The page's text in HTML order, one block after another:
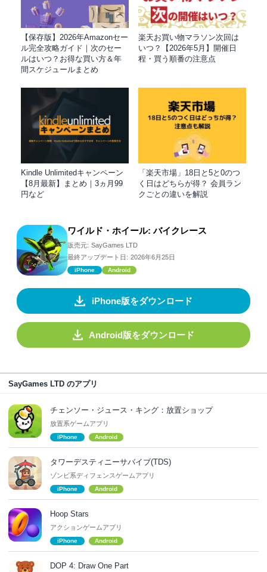
【保存版】2026年Amazonセー
ル完全攻略ガイド｜次のセー
ルはいつ？お得な買い方＆年
間スケジュールまとめ
楽天お買い物マラソン次回は
いつ？【2026年5月】開催日
程・買う順番の注意点
Kindle Unlimitedキャンペーン
【8月最新】まとめ｜3ヵ月99
円など
「楽天市場」18日と5と0のつ
く日はどちらが得？ 会員ラン
クごとの違いを解説
ワイルド・ホイール: バイクレース
販売元: SayGames LTD
最終アップデート日: 2026年6月25日
iPhone Android
iPhone版をダウンロード
Android版をダウンロード
SayGames LTD のアプリ
チェンソー・ジュース・キング：放置ショップ
放置系ゲームアプリ
iPhone Android
タワーデスティニーサバイブ(TDS)
ゾンビ系ディフェンスゲームアプリ
iPhone Android
Hoop Stars
アクションゲームアプリ
iPhone Android
DOP 4: Draw One Part